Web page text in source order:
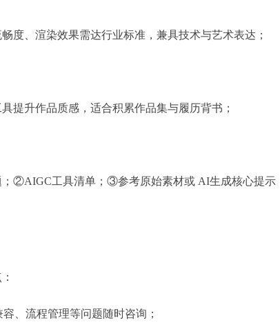
度、渲染效果需达行业标准，兼具技术与艺术表达；
提升作品质感，适合积累作品集与履历背书；
②AIGC工具清单；③参考原始素材或 AI生成核心提示
、流程管理等问题随时咨询；